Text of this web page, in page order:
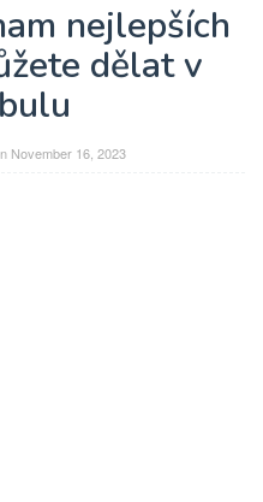
nejlepších
dělat v
November 16, 2023